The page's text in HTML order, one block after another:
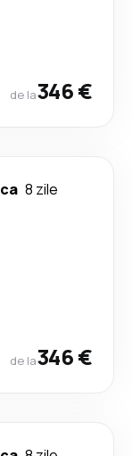
de la346 €
8 zile
de la346 €